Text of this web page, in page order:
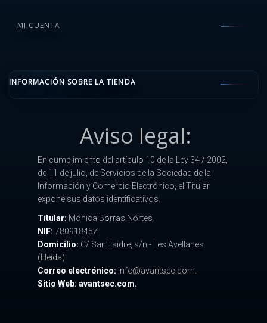
MI CUENTA
INFORMACIÓN SOBRE LA TIENDA
Aviso legal:
En cumplimiento del artículo 10 de la Ley 34 / 2002,
de 11 de julio, de Servicios de la Sociedad de la
Información y Comercio Electrónico, el Titular
expone sus datos identificativos.
Titular: Monica Borras Nortes.
NIF: 78091845Z.
Domicilio: C/ Sant Isidre, s/n - Les Avellanes
(Lleida).
Correo electrónico: info@avantsec.com.
Sitio Web: avantsec.com.